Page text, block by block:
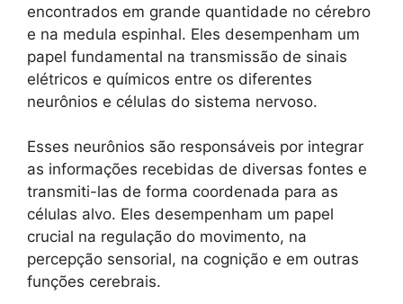
encontrados em grande quantidade no cérebro
e na medula espinhal. Eles desempenham um
papel fundamental na transmissão de sinais
elétricos e químicos entre os diferentes
neurônios e células do sistema nervoso.
Esses neurônios são responsáveis por integrar
as informações recebidas de diversas fontes e
transmiti-las de forma coordenada para as
células alvo. Eles desempenham um papel
crucial na regulação do movimento, na
percepção sensorial, na cognição e em outras
funções cerebrais.